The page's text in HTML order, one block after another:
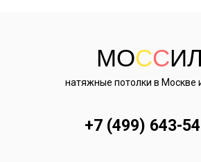
+7 (499) 643-
натяжные потолки в Москве
МОСС